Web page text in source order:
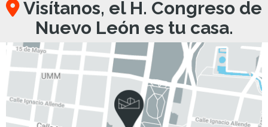
Visítanos, el H. Congreso de
Nuevo León es tu casa.